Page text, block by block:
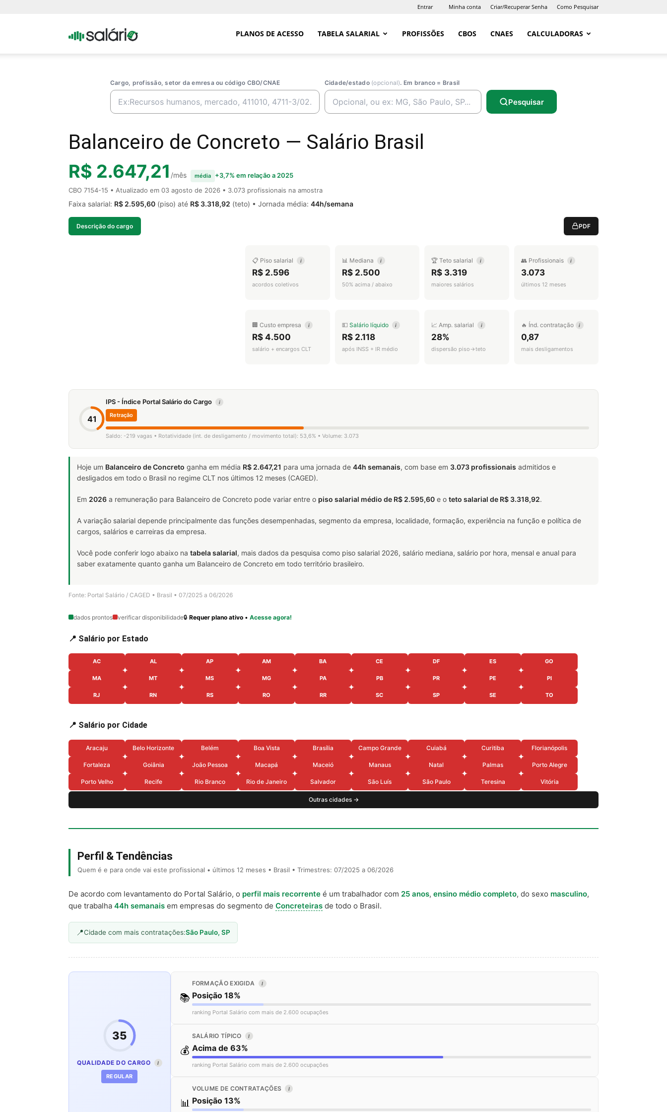
Entrar Minha conta Criar/Recuperar Senha Como Pesquisar
Portal PLANOS DE ACESSO TABELA SALARIAL PROFISSÕES CBOS CNAES CALCULADORAS
Cargo, profissão, setor da emresa ou código CBO/CNAE Cidade/estado (opcional). Em branco = Brasil
Pesquisar
Balanceiro de Concreto — Salário Brasil
R$ 2.647,21 /mês média
+3,7% em relação a 2025
CBO 7154-15 • Atualizado em 03 agosto de 2026 • 3.073 profissionais na amostra
Faixa salarial: R$ 2.595,60 (piso) até R$ 3.318,92 (teto) • Jornada média: 44h/semana
Descrição do cargo PDF
📋 Piso salarial i
R$ 2.596
acordos coletivos
📊 Mediana i
R$ 2.500
50% acima / abaixo
🏆 Teto salarial i
R$ 3.319
maiores salários
👥 Profissionais i
3.073
últimos 12 meses
🏢 Custo empresa i
R$ 4.500
salário + encargos CLT
💵 Salário líquido i
R$ 2.118
após INSS + IR médio
📈 Amp. salarial i
28%
dispersão piso→teto
🔥 Índ. contratação i
0,87
mais desligamentos
41
IPS - Índice Portal Salário do Cargo i
Retração
Saldo: -219 vagas • Rotatividade (int. de desligamento / movimento total): 53,6% • Volume: 3.073
Hoje um Balanceiro de Concreto ganha em média R$ 2.647,21 para uma jornada de 44h semanais, com base em 3.073 profissionais admitidos e
desligados em todo o Brasil no regime CLT nos últimos 12 meses (CAGED).
Em 2026 a remuneração para Balanceiro de Concreto pode variar entre o piso salarial médio de R$ 2.595,60 e o teto salarial de R$ 3.318,92.
A variação salarial depende principalmente das funções desempenhadas, segmento da empresa, localidade, formação, experiência na função e política de
cargos, salários e carreiras da empresa.
Você pode conferir logo abaixo na tabela salarial, mais dados da pesquisa como piso salarial 2026, salário mediana, salário por hora, mensal e anual para
saber exatamente quanto ganha um Balanceiro de Concreto em todo território brasileiro.
Fonte: Portal Salário / CAGED • Brasil • 07/2025 a 06/2026
dados prontos verificar disponibilidade🔒 Requer plano ativo • Acesse agora!
📍 Salário por Estado
AC AL AP AM BA CE DF ES GO
MA MT MS MG PA PB PR PE PI
RJ RN RS RO RR SC SP SE TO
📍 Salário por Cidade
Aracaju Belo Horizonte Belém Boa Vista Brasília Campo Grande Cuiabá Curitiba Florianópolis
Fortaleza Goiânia João Pessoa Macapá Maceió Manaus Natal Palmas Porto Alegre
Porto Velho Recife Rio Branco Rio de Janeiro Salvador São Luís São Paulo Teresina Vitória
Outras cidades →
Perfil & Tendências
Quem é e para onde vai este profissional • últimos 12 meses • Brasil • Trimestres: 07/2025 a 06/2026
De acordo com levantamento do Portal Salário, o perfil mais recorrente é um trabalhador com 25 anos, ensino médio completo, do sexo masculino,
que trabalha 44h semanais em empresas do segmento de Concreteiras de todo o Brasil.
Cidade com mais contratações:São Paulo, SP
35
QUALIDADE DO CARGO I
REGULAR
📚
FORMAÇÃO EXIGIDA I
Posição 18%
ranking Portal Salário com mais de 2.600 ocupações
💰
SALÁRIO TÍPICO I
Acima de 63%
ranking Portal Salário com mais de 2.600 ocupações
📊
VOLUME DE CONTRATAÇÕES I
Posição 13%